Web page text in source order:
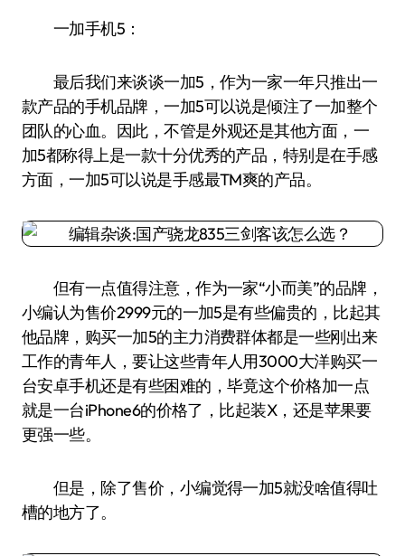
一加手机5：
最后我们来谈谈一加5，作为一家一年只推出一
款产品的手机品牌，一加5可以说是倾注了一加整个
团队的心血。因此，不管是外观还是其他方面，一
加5都称得上是一款十分优秀的产品，特别是在手感
方面，一加5可以说是手感最TM爽的产品。
但有一点值得注意，作为一家“小而美”的品牌，
小编认为售价2999元的一加5是有些偏贵的，比起其
他品牌，购买一加5的主力消费群体都是一些刚出来
工作的青年人，要让这些青年人用3000大洋购买一
台安卓手机还是有些困难的，毕竟这个价格加一点
就是一台iPhone6的价格了，比起装X，还是苹果要
更强一些。
但是，除了售价，小编觉得一加5就没啥值得吐
槽的地方了。